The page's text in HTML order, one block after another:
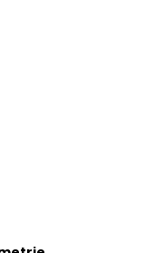
NA